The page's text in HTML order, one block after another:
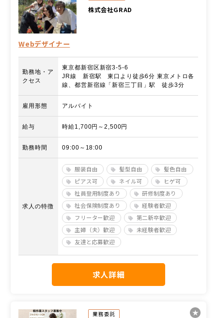
株式会社GRAD
Webデザイナー
勤務地・ア
クセス
東京都新宿区新宿3-5-6
JR線 新宿駅 東口より徒歩6分 東京メトロ各
線、都営新宿線「新宿三丁目」駅 徒歩3分
雇用形態 アルバイト
給与 時給1,700円～2,500円
勤務時間 09:00～18:00
求人の特徴
服装自由 髪型自由
髪色自由
ピアス可
ネイル可
ヒゲ可
社員登用制度あり
研修制度あり
社会保険制度あり
経験者歓迎
フリーター歓迎
第二新卒歓迎
主婦（夫）歓迎
未経験者歓迎
友達と応募歓迎
求人詳細
業務委託